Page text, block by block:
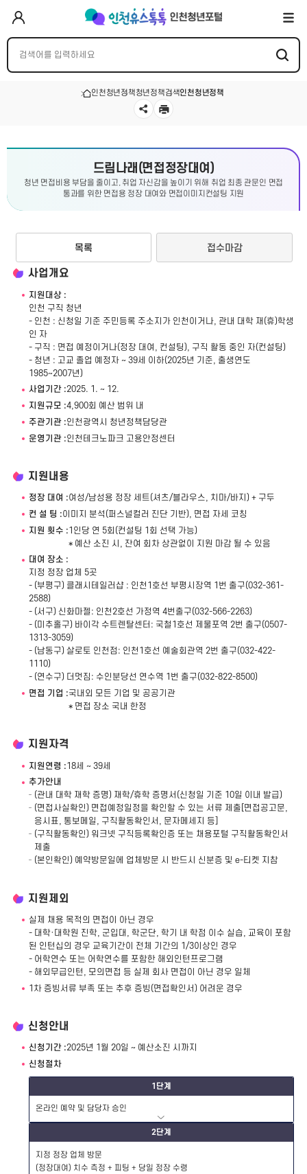
인천청년정책청년정책검색인천청년정책
드림나래(면접정장대여)
청년 면접비용 부담을 줄이고, 취업 자신감을 높이기 위해 취업 최종 관문인 면접
통과를 위한 면접용 정장 대여와 면접이미지컨설팅 지원
목록 접수마감
사업개요
지원대상 :
인천 구직 청년
- 인천 : 신청일 기준 주민등록 주소지가 인천이거나, 관내 대학 재(휴)학생
인 자
- 구직 : 면접 예정이거나(정장 대여, 컨설팅), 구직 활동 중인 자(컨설팅)
- 청년 : 고교 졸업 예정자 ~ 39세 이하(2025년 기준, 출생연도
1985~2007년)
사업기간 :2025. 1. ~ 12.
지원규모 :4,900회 예산 범위 내
주관기관 :인천광역시 청년정책담당관
운영기관 :인천테크노파크 고용안정센터
지원내용
정장 대여 :여성/남성용 정장 세트(셔츠/블라우스, 치마/바지) + 구두
컨 설 팅 :이미지 분석(퍼스널컬러 진단 기반), 면접 자세 코칭
지원 횟수 :1인당 연 5회(컨설팅 1회 선택 가능)
* 예산 소진 시, 잔여 회차 상관없이 지원 마감 될 수 있음
대여 장소 :
지정 정장 업체 5곳
- (부평구) 클래시테일러샵 : 인천1호선 부평시장역 1번 출구(032-361-
2588)
- (서구) 신화마젤: 인천2호선 가정역 4번출구(032-566-2263)
- (미추홀구) 바이각 수트렌탈센터: 국철1호선 제물포역 2번 출구(0507-
1313-3059)
- (남동구) 살로토 인천점: 인천1호선 예술회관역 2번 출구(032-422-
1110)
- (연수구) 더멋짐: 수인분당선 연수역 1번 출구(032-822-8500)
면접 기업 :국내외 모든 기업 및 공공기관
* 면접 장소 국내 한정
지원자격
지원연령 :18세 ~ 39세
추가안내
(관내 대학 재학 증명) 재학/휴학 증명서(신청일 기준 10일 이내 발급)
(면접사실확인) 면접예정일정을 확인할 수 있는 서류 제출[면접공고문,
응시표, 통보메일, 구직활동확인서, 문자메세지 등]
(구직활동확인) 워크넷 구직등록확인증 또는 채용포털 구직활동확인서
제출
(본인확인) 예약방문일에 업체방문 시 반드시 신분증 및 e-티켓 지참
지원제외
실제 채용 목적의 면접이 아닌 경우
- 대학·대학원 진학, 군입대, 학군단, 학기 내 학점 이수 실습, 교육이 포함
된 인턴십의 경우 교육기간이 전체 기간의 1/3이상인 경우
- 어학연수 또는 어학연수를 포함한 해외인턴프로그램
- 해외무급인턴, 모의면접 등 실제 회사 면접이 아닌 경우 일체
1차 증빙서류 부족 또는 추후 증빙(면접확인서) 어려운 경우
신청안내
신청기간 :2025년 1월 20일 ~ 예산소진 시까지
신청절차
1단계
온라인 예약 및 담당자 승인
2단계
지정 정장 업체 방문
(정장대여) 치수 측정 + 피팅 + 당일 정장 수령